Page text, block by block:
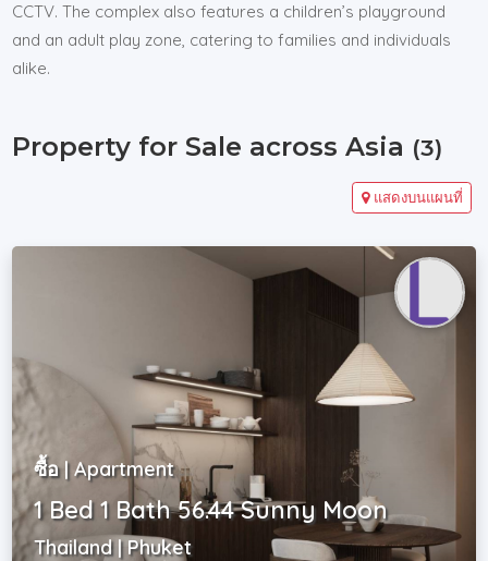
CCTV. The complex also features a children’s playground
and an adult play zone, catering to families and individuals
alike.
Property for Sale across Asia (3)
แสดงบนแผนที่
ซื้อ | Apartment
1 Bed 1 Bath 56.44 Sunny Moon
Thailand | Phuket